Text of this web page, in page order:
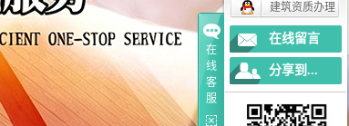
在
线
客
服
建筑资质办理
在线留言
分享到...